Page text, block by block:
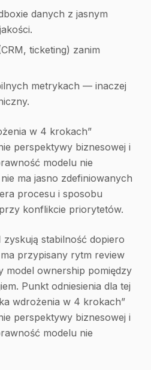
danych z jasnym
ticketing) zanim
metrykach — inaczej
w 4 krokach”
perspektywy biznesowej i
modelu nie
ma jasno zdefiniowanych
procesu i sposobu
konflikcie priorytetów.
zyskują stabilność dopiero
przypisany rytm review
model ownership pomiędzy
Punkt odniesienia dla tej
wdrożenia w 4 krokach”
perspektywy biznesowej i
modelu nie